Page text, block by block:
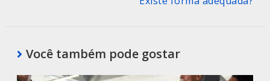
Você também pode gostar